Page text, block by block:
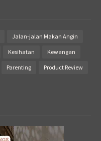
Jalan-jalan Makan Angin
Kesihatan Kewangan
Parenting Product Review